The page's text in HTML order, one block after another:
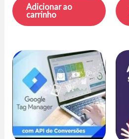
Adicionar ao
carrinho